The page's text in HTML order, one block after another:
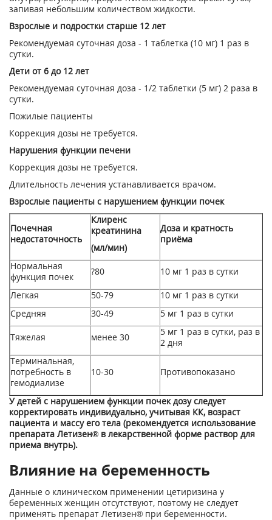
запивая небольшим количеством жидкости.
Взрослые и подростки старше 12 лет
Рекомендуемая суточная доза - 1 таблетка (10 мг) 1 раз в
сутки.
Дети от 6 до 12 лет
Рекомендуемая суточная доза - 1/2 таблетки (5 мг) 2 раза в
сутки.
Пожилые пациенты
Коррекция дозы не требуется.
Нарушения функции печени
Коррекция дозы не требуется.
Длительность лечения устанавливается врачом.
Взрослые пациенты с нарушением функции почек
Почечная
недостаточность
Клиренс
креатинина
(мл/мин)
Доза и кратность
приёма
Нормальная
функция почек
?80 10 мг 1 раз в сутки
Легкая 50-79
10 мг 1 раз в сутки
Средняя
30-49 5 мг 1 раз в сутки
Тяжелая менее 30
5 мг 1 раз в сутки, раз в
2 дня
Терминальная,
потребность в
гемодиализе
10-30 Противопоказано
У детей с нарушением функции почек дозу следует
корректировать индивидуально, учитывая КК, возраст
пациента и массу его тела (рекомендуется использование
препарата Летизен® в лекарственной форме раствор для
приема внутрь).
Влияние на беременность
Данные о клиническом применении цетиризина у
беременных женщин отсутствуют, поэтому не следует
применять препарат Летизен® при беременности.